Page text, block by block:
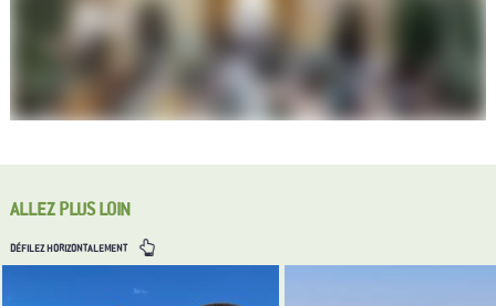
ALLEZ PLUS LOIN
DÉFILEZ HORIZONTALEMENT